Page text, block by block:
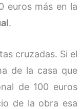
euros más en la
.
cruzadas. Si el
de la casa que
de 100 euros
de la obra esa